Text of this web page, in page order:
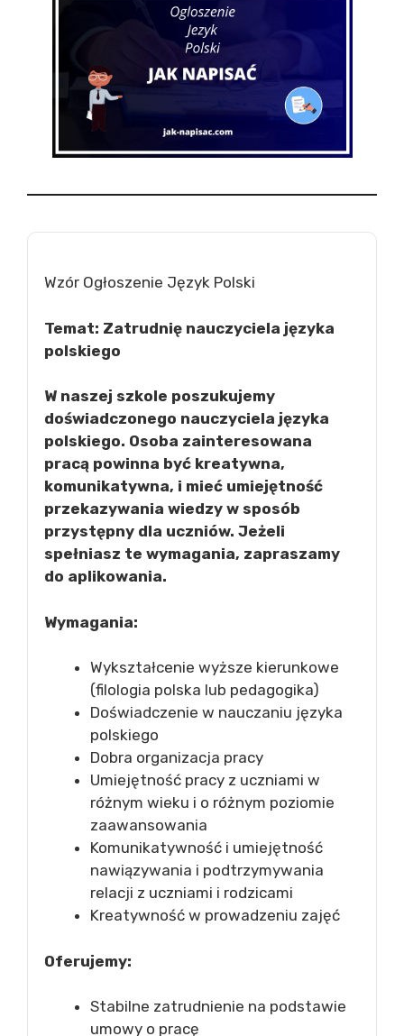
Wzór Ogłoszenie Język Polski
Temat: Zatrudnię nauczyciela języka
polskiego
W naszej szkole poszukujemy
doświadczonego nauczyciela języka
polskiego. Osoba zainteresowana
pracą powinna być kreatywna,
komunikatywna, i mieć umiejętność
przekazywania wiedzy w sposób
przystępny dla uczniów. Jeżeli
spełniasz te wymagania, zapraszamy
do aplikowania.
Wymagania:
Wykształcenie wyższe kierunkowe
(filologia polska lub pedagogika)
Doświadczenie w nauczaniu języka
polskiego
Dobra organizacja pracy
Umiejętność pracy z uczniami w
różnym wieku i o różnym poziomie
zaawansowania
Komunikatywność i umiejętność
nawiązywania i podtrzymywania
relacji z uczniami i rodzicami
Kreatywność w prowadzeniu zajęć
Oferujemy:
Stabilne zatrudnienie na podstawie
umowy o pracę